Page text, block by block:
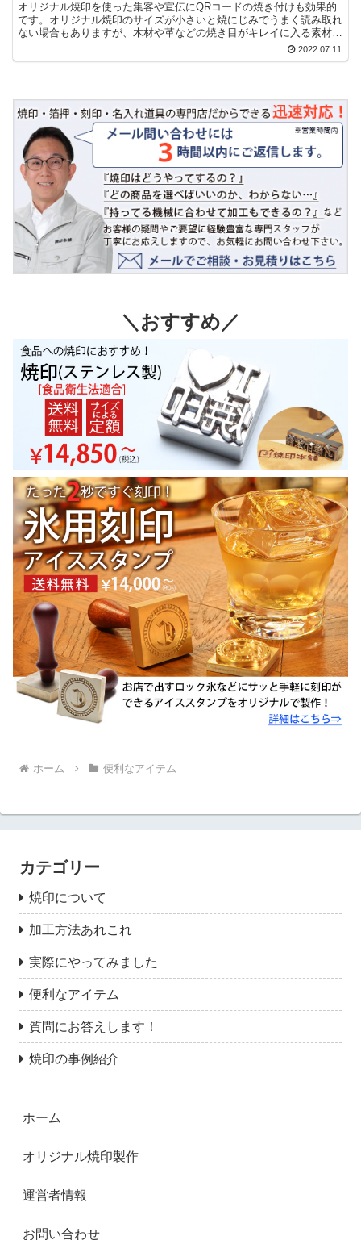
オリジナル焼印を使った集客や宣伝にQRコードの焼き付けも効果的
です。オリジナル焼印のサイズが小さいと焼にじみでうまく読み取れ
ない場合もありますが、木材や革などの焼き目がキレイに入る素材で
あればしっかり読み取ることができ、集客や宣伝につなげることが可
能です。
2022.07.11
＼おすすめ／
ホーム 便利なアイテム
カテゴリー
焼印について
加工方法あれこれ
実際にやってみました
便利なアイテム
質問にお答えします！
焼印の事例紹介
ホーム
オリジナル焼印製作
運営者情報
お問い合わせ